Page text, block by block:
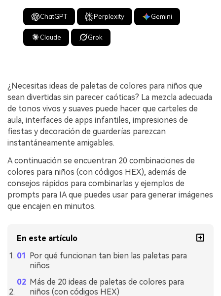
ChatGPT Perplexity Gemini
Claude Grok
¿Necesitas ideas de paletas de colores para niños que
sean divertidas sin parecer caóticas? La mezcla adecuada
de tonos vivos y suaves puede hacer que carteles de
aula, interfaces de apps infantiles, impresiones de
fiestas y decoración de guarderías parezcan
instantáneamente amigables.
A continuación se encuentran 20 combinaciones de
colores para niños (con códigos HEX), además de
consejos rápidos para combinarlas y ejemplos de
prompts para IA que puedes usar para generar imágenes
que encajen en minutos.
En este artículo
Por qué funcionan tan bien las paletas para
niños
Más de 20 ideas de paletas de colores para
niños (con códigos HEX)